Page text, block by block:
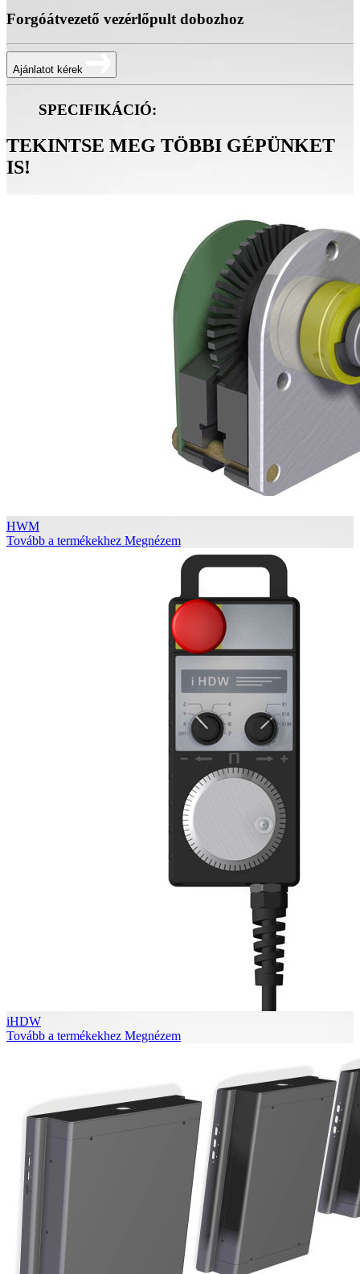
Forgóátvezető vezérlőpult dobozhoz
Ajánlatot kérek
SPECIFIKÁCIÓ:
TEKINTSE MEG TÖBBI GÉPÜNKET
IS!
HWM
Tovább a termékekhez Megnézem
iHDW
Tovább a termékekhez Megnézem